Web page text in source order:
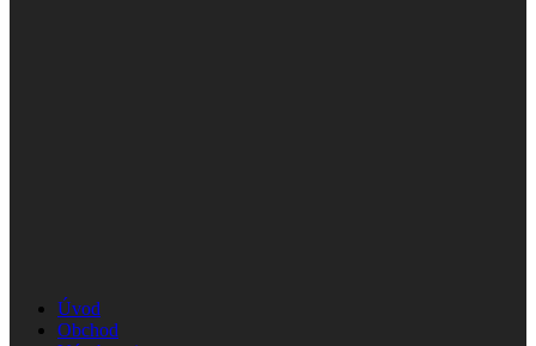
Úvod
Obchod